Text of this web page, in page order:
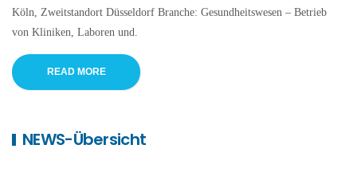
Köln, Zweitstandort Düsseldorf Branche: Gesundheitswesen – Betrieb
von Kliniken, Laboren und.
READ MORE
NEWS-Übersicht